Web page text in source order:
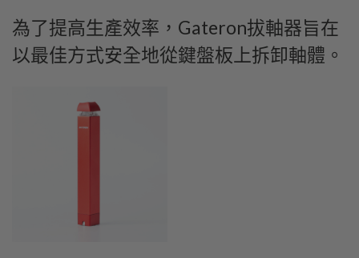
為了提高生產效率，Gateron拔軸器旨在
以最佳方式安全地從鍵盤板上拆卸軸體。